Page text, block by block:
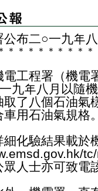
公布二○一九年
＊ ＊ ＊ ＊ ＊ ＊ ＊ ＊ ＊ ＊
程署（機電署
九年八月以隨
取了八個石油氣
車用石油氣規格
驗結果載於
眾人士亦可致電